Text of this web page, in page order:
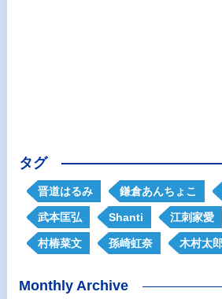
タグ
晋道はるみ 鎌倉あんちょこ
武本匡弘 Shanti 江刺家愛
村椿菜文 孫崎虹奈 木村太
Monthly Archive